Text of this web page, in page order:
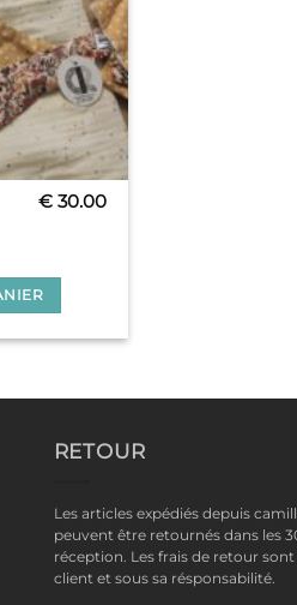
€30.00
RETOUR
Les articles expédiés depuis
peuvent être retournés dans les
réception. Les frais de retour
client et sous sa résponsabilité.